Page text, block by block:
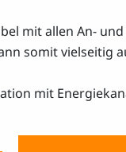
mit allen An-
somit vielseitig
mit